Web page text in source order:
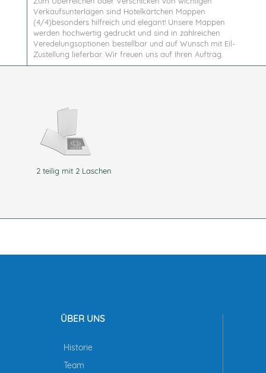
Verkaufsunterlagen sind Hotelkärtchen Mappen
(4/4)besonders hilfreich und elegant! Unsere Mappen
werden hochwertig gedruckt und sind in zahlreichen
Veredelungsoptionen bestellbar und auf Wunsch mit Eil-
Zustellung lieferbar. Wir freuen uns auf Ihren Auftrag.
2 teilig mit 2 Laschen
ÜBER UNS
Historie
Team